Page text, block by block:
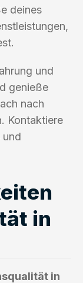
deines
und
genieße
nach
Kontaktiere
und
in
in